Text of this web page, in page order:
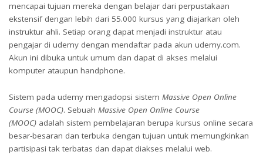
mencapai tujuan mereka dengan belajar dari perpustakaan
ekstensif dengan lebih dari 55.000 kursus yang diajarkan oleh
instruktur ahli. Setiap orang dapat menjadi instruktur atau
pengajar di udemy dengan mendaftar pada akun udemy.com.
Akun ini dibuka untuk umum dan dapat di akses melalui
komputer ataupun handphone.
Sistem pada udemy mengadopsi sistem Massive Open Online
Course (MOOC). Sebuah Massive Open Online Course
(MOOC) adalah sistem pembelajaran berupa kursus online secara
besar-besaran dan terbuka dengan tujuan untuk memungkinkan
partisipasi tak terbatas dan dapat diakses melalui web.